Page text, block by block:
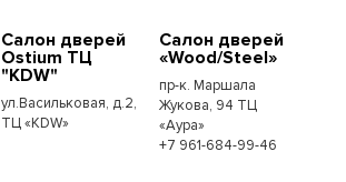
Салон дверей
Ostium ТЦ
"KDW"
ул.Васильковая, д.2,
ТЦ «KDW»
Салон дверей
«Wood/Steel»
пр-к. Маршала
Жукова, 94 ТЦ
«Аура»
+7 961-684-99-46